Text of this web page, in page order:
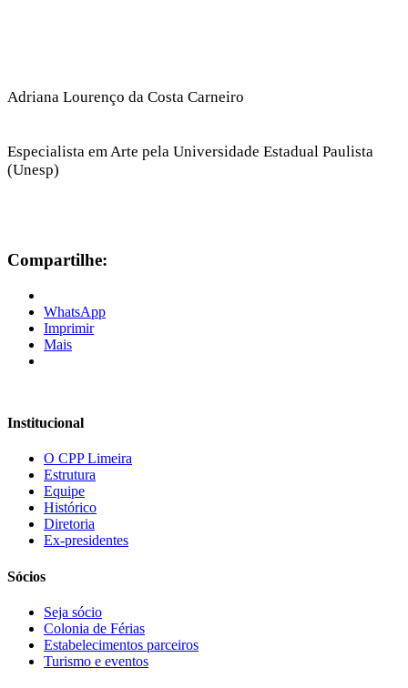
Adriana Lourenço da Costa Carneiro
Especialista em Arte pela Universidade Estadual Paulista
(Unesp)
Compartilhe:
WhatsApp
Imprimir
Mais
Institucional
O CPP Limeira
Estrutura
Equipe
Histórico
Diretoria
Ex-presidentes
Sócios
Seja sócio
Colonia de Férias
Estabelecimentos parceiros
Turismo e eventos